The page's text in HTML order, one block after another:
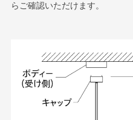
らご確認いただけます。